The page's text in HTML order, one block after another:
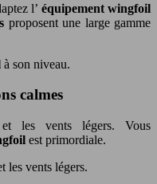
l’ équipement wingfoil
proposent une large gamme
à son niveau.
calmes
les vents légers. Vous
est primordiale.
les vents légers.